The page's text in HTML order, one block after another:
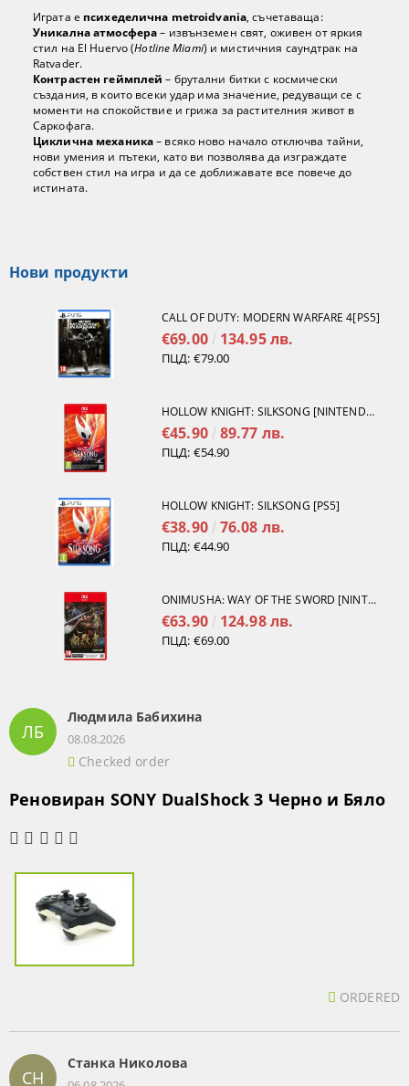
Играта е психеделична metroidvania, съчетаваща:
Уникална атмосфера– извънземен свят, оживен от яркия
стил на El Huervo (Hotline Miami) и мистичния саундтрак на
Ratvader.
Контрастен геймплей – брутални битки с космически
създания, в които всеки удар има значение, редуващи се с
моменти на спокойствие и грижа за растителния живот в
Саркофага.
Циклична механика– всяко ново начало отключва тайни,
нови умения и пътеки, като ви позволява да изграждате
собствен стил на игра и да се доближавате все повече до
истината.
Нови продукти
CALL OF DUTY: MODERN WARFARE 4[PS5]
€69.00 134.95 лв.
ПЦД: €79.00
HOLLOW KNIGHT: SILKSONG [NINTENDO SWITCH 2]
€45.90 89.77 лв.
ПЦД: €54.90
HOLLOW KNIGHT: SILKSONG [PS5]
€38.90 76.08 лв.
ПЦД: €44.90
ONIMUSHA: WAY OF THE SWORD [NINTENDO SWITCH 2]
€63.90 124.98 лв.
ПЦД: €69.00
ЛБ
Людмила Бабихина
08.08.2026
Checked order
Реновиран SONY DualShock 3 Черно и Бяло
ORDERED
СН
Станка Николова